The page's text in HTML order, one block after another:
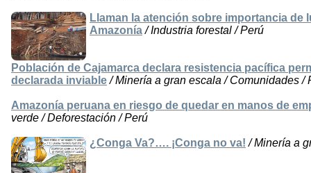
Llaman la atención sobre importancia de
Amazonía/ Industria forestal / Perú
Población de Cajamarca declara resistencia pacífica
declarada inviable/ Minería a gran escala / Comunidades /
Amazonía peruana en riesgo de quedar en manos de
verde / Deforestación / Perú
¿Conga Va?…. ¡Conga no va! / Minería a